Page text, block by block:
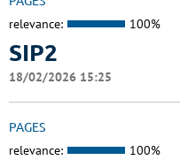
relevance: 100%
SIP2
18/02/2026 15:25
PAGES
relevance: 100%